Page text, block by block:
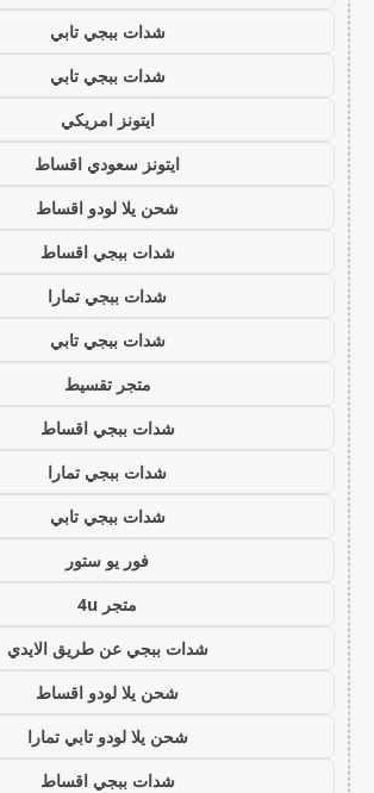
شدات ببجي تابي
شدات ببجي تابي
ايتونز امريكي
ايتونز سعودي اقساط
شحن يلا لودو اقساط
شدات ببجي اقساط
شدات ببجي تمارا
شدات ببجي تابي
متجر تقسيط
شدات ببجي اقساط
شدات ببجي تمارا
شدات ببجي تابي
فور يو ستور
متجر 4u
شدات ببجي عن طريق الايدي
شحن يلا لودو اقساط
شحن يلا لودو تابي تمارا
شدات ببجي اقساط